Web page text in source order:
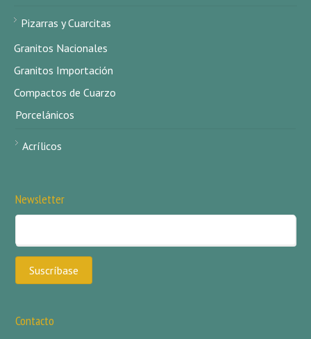
Pizarras y Cuarcitas
Granitos Nacionales
Granitos Importación
Compactos de Cuarzo
Porcelánicos
Acrílicos
Newsletter
Contacto